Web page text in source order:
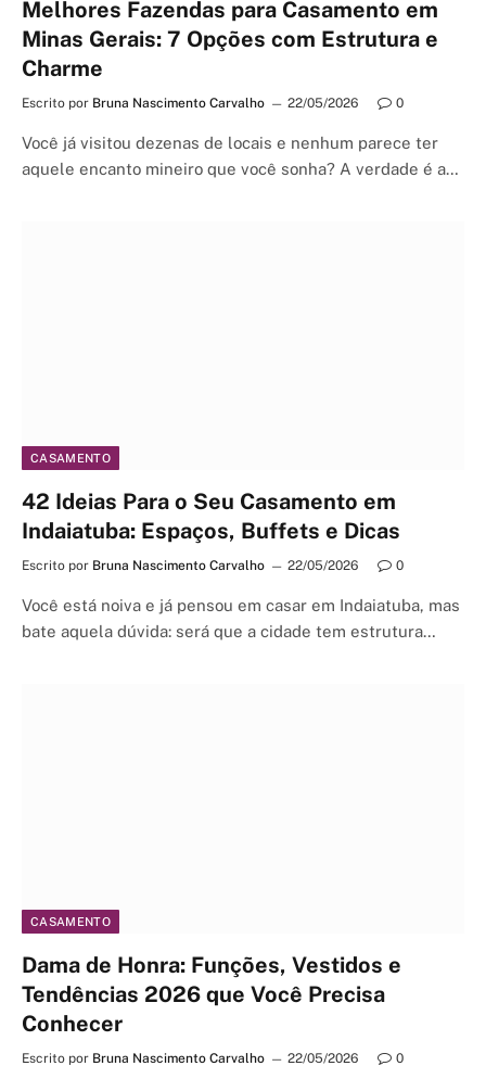
Melhores Fazendas para Casamento em
Minas Gerais: 7 Opções com Estrutura e
Charme
Escrito por Bruna Nascimento Carvalho 22/05/2026 0
Você já visitou dezenas de locais e nenhum parece ter
aquele encanto mineiro que você sonha? A verdade é a…
CASAMENTO
42 Ideias Para o Seu Casamento em
Indaiatuba: Espaços, Buffets e Dicas
Escrito por Bruna Nascimento Carvalho 22/05/2026 0
Você está noiva e já pensou em casar em Indaiatuba, mas
bate aquela dúvida: será que a cidade tem estrutura…
CASAMENTO
Dama de Honra: Funções, Vestidos e
Tendências 2026 que Você Precisa
Conhecer
Escrito por Bruna Nascimento Carvalho 22/05/2026 0